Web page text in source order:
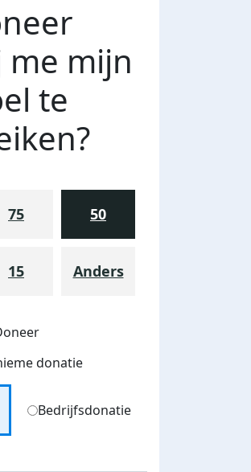
me mijn
te
75 50
15 Anders
donatie
Bedrijfsdonatie